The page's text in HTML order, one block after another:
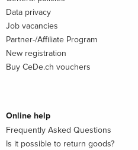
Data privacy
Job vacancies
Partner-/Affiliate Program
New registration
Buy CeDe.ch vouchers
Online help
Frequently Asked Questions
Is it possible to return goods?